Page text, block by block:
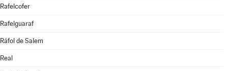
Rafelcofer
Rafelguaraf
Ráfol de Salem
Real